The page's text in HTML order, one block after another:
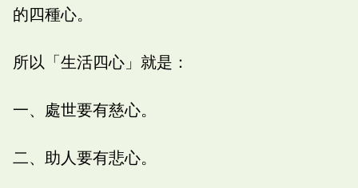
的四種心。
所以「生活四心」就是：
一、處世要有慈心。
二、助人要有悲心。